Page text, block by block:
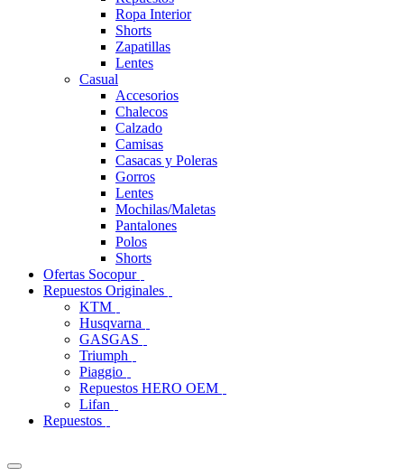
Ropa Interior
Shorts
Zapatillas
Lentes
Casual
Accesorios
Chalecos
Calzado
Camisas
Casacas y Poleras
Gorros
Lentes
Mochilas/Maletas
Pantalones
Polos
Shorts
Ofertas Socopur
Repuestos Originales
KTM
Husqvarna
GASGAS
Triumph
Piaggio
Repuestos HERO OEM
Lifan
Repuestos